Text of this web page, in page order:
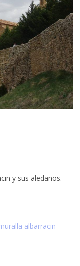
y sus aledaños.
albarracin
p
s
t
t
i
r